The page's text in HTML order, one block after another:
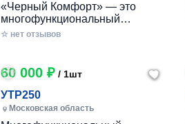
«Черный Комфорт» — это
многофункциональный
колесный минитрактор
круглогодичного ухода за
приусадебными участками,
садами и фермерскими
хозяйствами. Модель сочетает
☆ нет отзывов
60 000 ₽ / 1шт
УТР250
Московская область